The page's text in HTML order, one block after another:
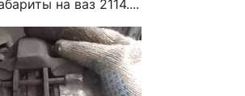
на ваз 2114....